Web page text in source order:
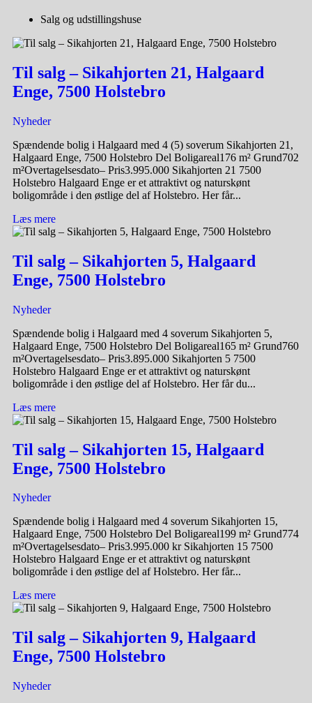
Salg og udstillingshuse
Til salg – Sikahjorten 21, Halgaard
Enge, 7500 Holstebro
Nyheder
Spændende bolig i Halgaard med 4 (5) soverum Sikahjorten 21,
Halgaard Enge, 7500 Holstebro Del Boligareal176 m² Grund702
m²Overtagelsesdato– Pris3.995.000 Sikahjorten 21 7500
Holstebro Halgaard Enge er et attraktivt og naturskønt
boligområde i den østlige del af Holstebro. Her får...
Læs mere
Til salg – Sikahjorten 5, Halgaard
Enge, 7500 Holstebro
Nyheder
Spændende bolig i Halgaard med 4 soverum Sikahjorten 5,
Halgaard Enge, 7500 Holstebro Del Boligareal165 m² Grund760
m²Overtagelsesdato– Pris3.895.000 Sikahjorten 5 7500
Holstebro Halgaard Enge er et attraktivt og naturskønt
boligområde i den østlige del af Holstebro. Her får du...
Læs mere
Til salg – Sikahjorten 15, Halgaard
Enge, 7500 Holstebro
Nyheder
Spændende bolig i Halgaard med 4 soverum Sikahjorten 15,
Halgaard Enge, 7500 Holstebro Del Boligareal199 m² Grund774
m²Overtagelsesdato– Pris3.995.000 kr Sikahjorten 15 7500
Holstebro Halgaard Enge er et attraktivt og naturskønt
boligområde i den østlige del af Holstebro. Her får...
Læs mere
Til salg – Sikahjorten 9, Halgaard
Enge, 7500 Holstebro
Nyheder